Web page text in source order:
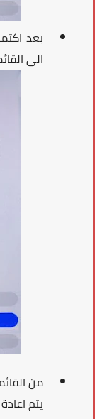
بعد
الى
من
يتم